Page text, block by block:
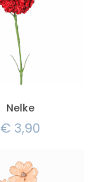
Nelke
€ 3,90